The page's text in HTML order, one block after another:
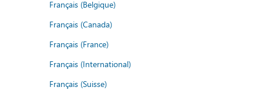
Français (Belgique)
Français (Canada)
Français (France)
Français (International)
Français (Suisse)